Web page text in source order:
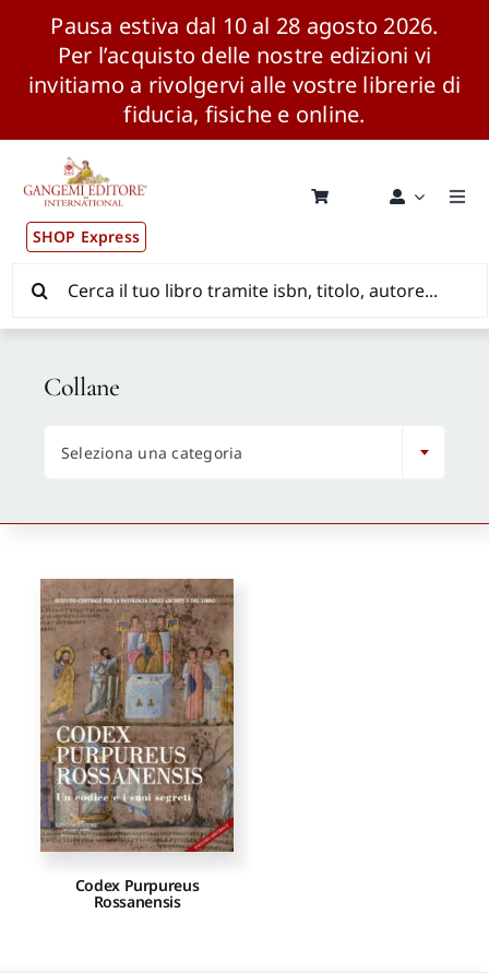
Pausa estiva dal 10 al 28 agosto 2026.
Per l’acquisto delle nostre edizioni vi
invitiamo a rivolgervi alle vostre librerie di
fiducia, fisiche e online.
contenuto
SHOP Express
Pubblicazioni
News ed Eventi
Distribuzione Wolrdwide
CONSIP / MEPA / ANVUR / CINECA
Autori
Proposte di pubblicazione
Gangemi Editore
Newsletter
per:
Codex Purpureus
Rossanensis
Collane
Seleziona una categoria